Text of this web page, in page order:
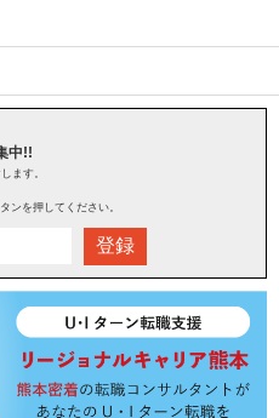
中!!
ます。
ンを押してください。
登録